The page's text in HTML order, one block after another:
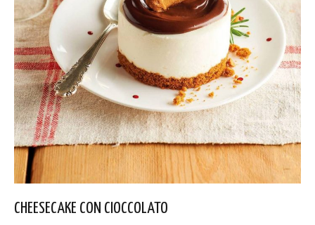
CHEESECAKE CON CIOCCOLATO